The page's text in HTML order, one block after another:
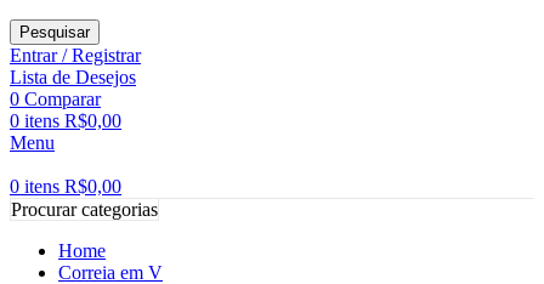
Pesquisar
Entrar / Registrar
Lista de Desejos
0 Comparar
0 itens R$0,00
Menu
0 itens R$0,00
Procurar categorias
Home
Correia em V